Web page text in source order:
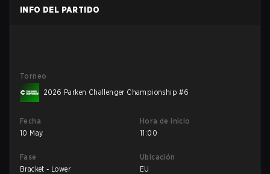
INFO DEL PARTIDO
Torneo
2026 Parken Challenger Championship #6
Fecha
10 May
Hora de inicio
11:00
Fase
Bracket - Lower
Ubicación
EU